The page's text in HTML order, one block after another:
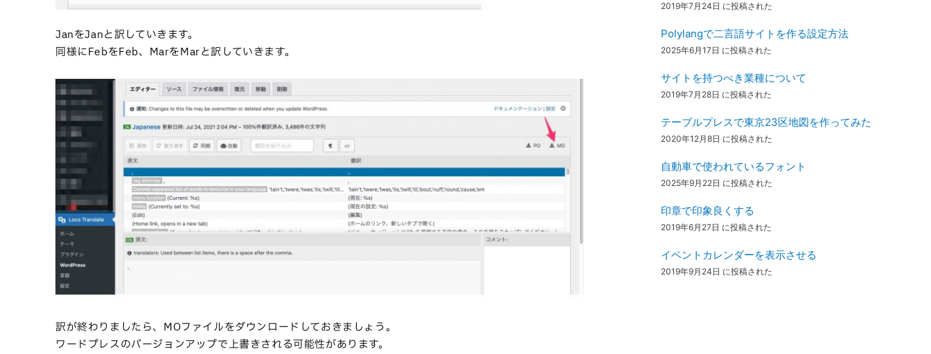
JanをJanと訳していきます。
同様にFebをFeb、MarをMarと訳していきます。
訳が終わりましたら、MOファイルをダウンロードしておきましょう。
ワードプレスのバージョンアップで上書きされる可能性があります。
2019年7月24日 に投稿された
Polylangで二言語サイトを作る設定方法
2025年6月17日 に投稿された
サイトを持つべき業種について
2019年7月28日 に投稿された
テーブルプレスで東京23区地図を作ってみた
2020年12月8日 に投稿された
自動車で使われているフォント
2025年9月22日 に投稿された
印章で印象良くする
2019年6月27日 に投稿された
イベントカレンダーを表示させる
2019年9月24日 に投稿された